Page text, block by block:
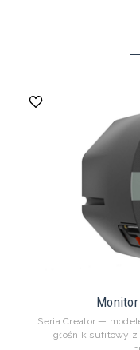
Seria Creator —
głośnik sufitowy